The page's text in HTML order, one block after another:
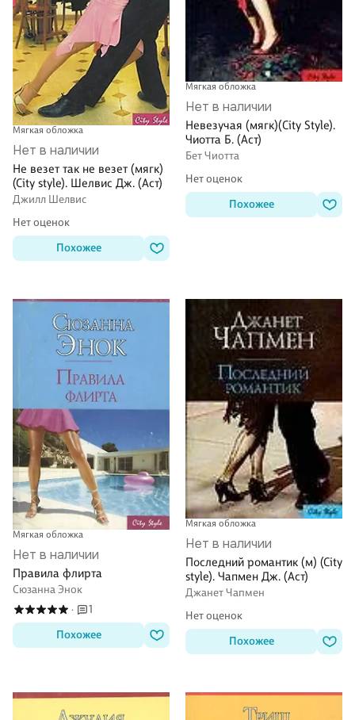
Мягкая обложка
Нет в наличии
Не везет так не везет (мягк)
(City style). Шелвис Дж. (Аст)
Джилл Шелвис
Нет оценок
Похожее
Мягкая обложка
Нет в наличии
Невезучая (мягк)(City Style).
Чиотта Б. (Аст)
Бет Чиотта
Нет оценок
Похожее
Мягкая обложка
Нет в наличии
Правила флирта
Сюзанна Энок
·
1
Похожее
Мягкая обложка
Нет в наличии
Последний романтик (м) (City
style). Чапмен Дж. (Аст)
Джанет Чапмен
Нет оценок
Похожее